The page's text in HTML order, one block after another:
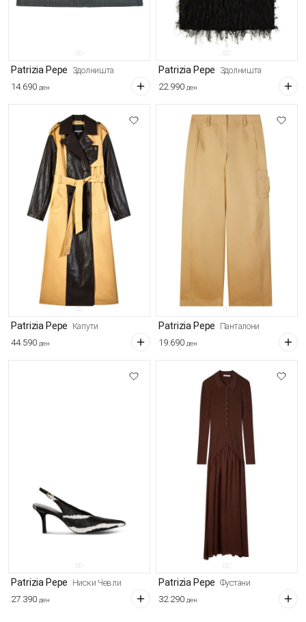
Patrizia Pepe Здолништа
14.690 ден
Patrizia Pepe Здолништа
22.990 ден
Patrizia Pepe Капути
44.590 ден
Patrizia Pepe Панталони
19.690 ден
Patrizia Pepe Ниски Чевли
27.390 ден
Patrizia Pepe Фустани
32.290 ден